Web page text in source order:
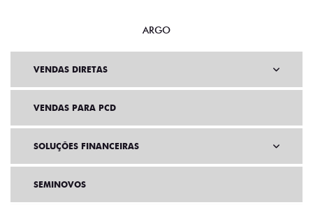
ARGO
VENDAS DIRETAS
VENDAS PARA PCD
SOLUÇÕES FINANCEIRAS
SEMINOVOS